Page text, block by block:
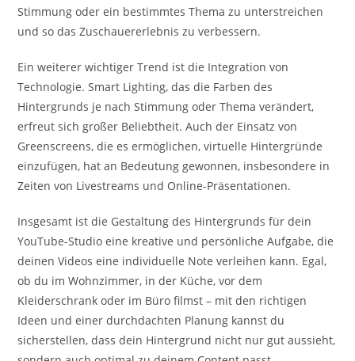
Stimmung oder ein bestimmtes Thema zu unterstreichen
und so das Zuschauererlebnis zu verbessern.
Ein weiterer wichtiger Trend ist die Integration von
Technologie. Smart Lighting, das die Farben des
Hintergrunds je nach Stimmung oder Thema verändert,
erfreut sich großer Beliebtheit. Auch der Einsatz von
Greenscreens, die es ermöglichen, virtuelle Hintergründe
einzufügen, hat an Bedeutung gewonnen, insbesondere in
Zeiten von Livestreams und Online-Präsentationen.
Insgesamt ist die Gestaltung des Hintergrunds für dein
YouTube-Studio eine kreative und persönliche Aufgabe, die
deinen Videos eine individuelle Note verleihen kann. Egal,
ob du im Wohnzimmer, in der Küche, vor dem
Kleiderschrank oder im Büro filmst – mit den richtigen
Ideen und einer durchdachten Planung kannst du
sicherstellen, dass dein Hintergrund nicht nur gut aussieht,